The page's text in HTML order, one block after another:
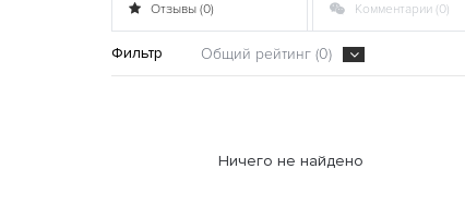
Отзывы (0) Комментарии (0)
Фильтр Общий рейтинг (0)
Ничего не найдено